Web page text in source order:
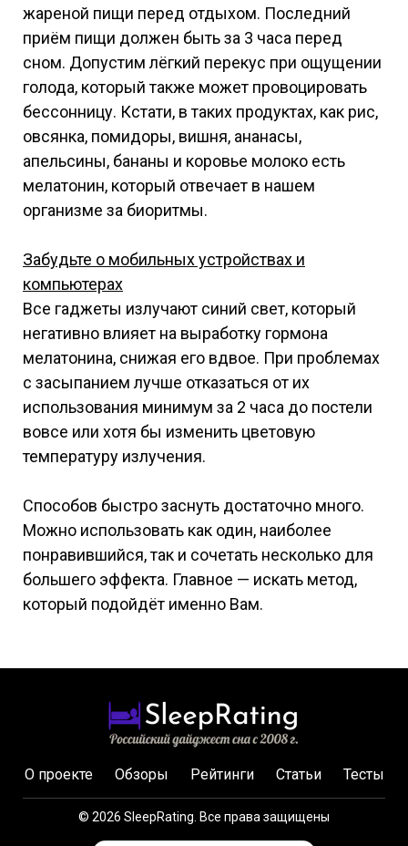
жареной пищи перед отдыхом. Последний
приём пищи должен быть за 3 часа перед
сном. Допустим лёгкий перекус при ощущении
голода, который также может провоцировать
бессонницу. Кстати, в таких продуктах, как рис,
овсянка, помидоры, вишня, ананасы,
апельсины, бананы и коровье молоко есть
мелатонин, который отвечает в нашем
организме за биоритмы.
Забудьте о мобильных устройствах и
компьютерах
Все гаджеты излучают синий свет, который
негативно влияет на выработку гормона
мелатонина, снижая его вдвое. При проблемах
с засыпанием лучше отказаться от их
использования минимум за 2 часа до постели
вовсе или хотя бы изменить цветовую
температуру излучения.
Способов быстро заснуть достаточно много.
Можно использовать как один, наиболее
понравившийся, так и сочетать несколько для
большего эффекта. Главное — искать метод,
который подойдёт именно Вам.
О проекте Обзоры Рейтинги Статьи Тесты
© 2026 SleepRating. Все права защищены